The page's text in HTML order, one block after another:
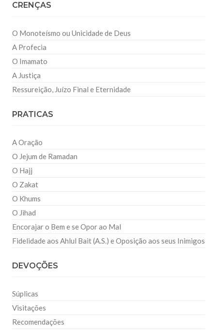
CRENÇAS
O Monoteísmo ou Unicidade de Deus
A Profecia
O Imamato
A Justiça
Ressureição, Juízo Final e Eternidade
PRATICAS
A Oração
O Jejum de Ramadan
O Hajj
O Zakat
O Khums
O Jihad
Encorajar o Bem e se Opor ao Mal
Fidelidade aos Ahlul Bait (A.S.) e Oposição aos seus Inimigos
DEVOÇÕES
Súplicas
Visitações
Recomendações